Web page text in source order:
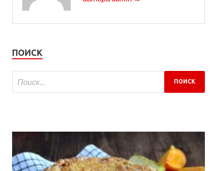
ПОИСК